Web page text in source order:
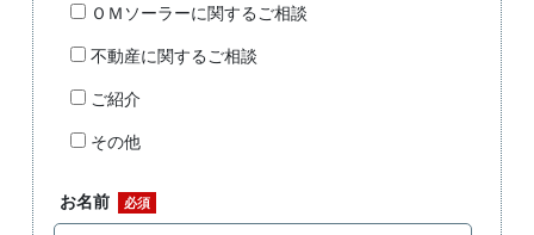
ＯＭソーラーに関するご相談
不動産に関するご相談
ご紹介
その他
お名前 必須